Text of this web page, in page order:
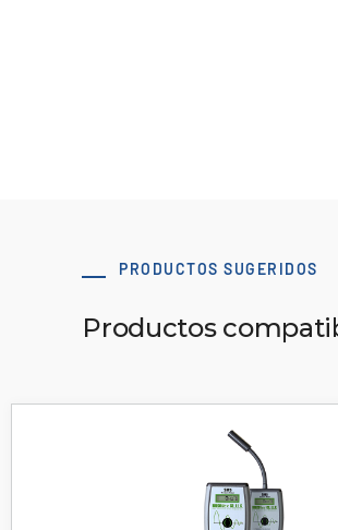
PRODUCTOS SUGERIDOS
Productos